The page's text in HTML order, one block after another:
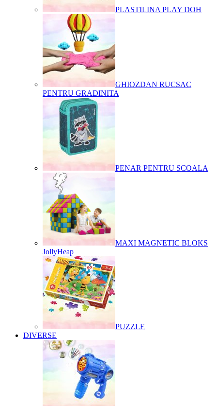
PLASTILINA PLAY DOH
GHIOZDAN RUCSAC
PENTRU GRADINITA
PENAR PENTRU SCOALA
MAXI MAGNETIC BLOKS
JollyHeap
PUZZLE
DIVERSE